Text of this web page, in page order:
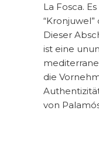
La Fosca.
“Kronjuwel”
Dieser
ist eine
die
von